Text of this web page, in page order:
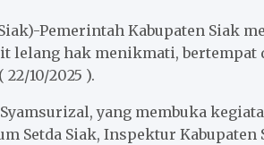
e
r
e
(Siak)-Pemerintah Kabupaten
lelang hak menikmati, bertempat
22/10/2025 ).
yang membuka
Setda Siak, Inspektur